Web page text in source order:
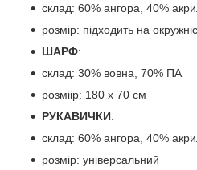
склад: 60% ангора, 40%
розмір: підходить на
ШАРФ:
склад: 30% вовна, 70% ПА
розміір: 180 х 70 см
РУКАВИЧКИ:
склад: 60% ангора, 40%
розмір: універсальний